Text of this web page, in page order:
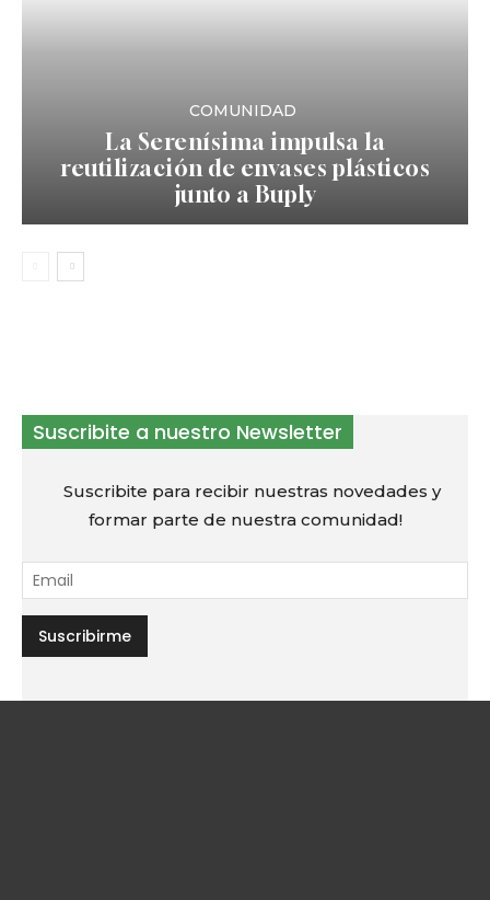
COMUNIDAD
La Serenísima impulsa la
reutilización de envases plásticos
junto a Buply
Suscribite a nuestro Newsletter
Suscribite para recibir nuestras novedades y
formar parte de nuestra comunidad!